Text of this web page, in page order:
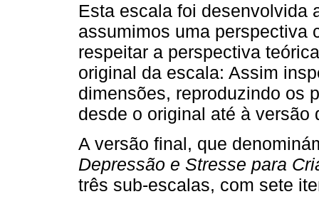
Esta escala foi desenvolvida
assumimos uma perspectiva
respeitar a perspectiva
original da escala: Assim
dimensões, reproduzindo os
desde o original até à versão
A versão final, que
Depressão e Stresse para
três sub-escalas, com sete